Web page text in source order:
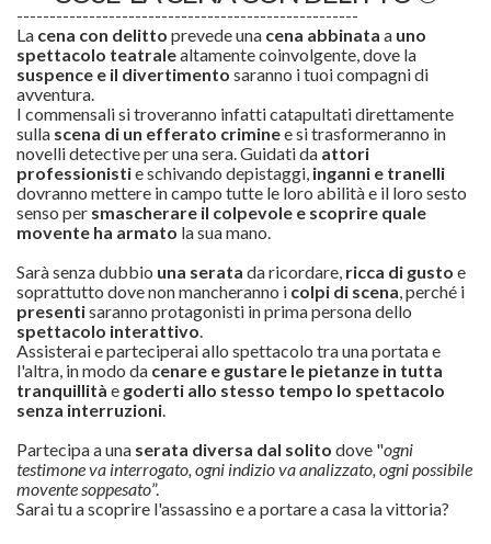
----------------------------------------------------
La cena con delitto prevede una cena abbinata a uno
spettacolo teatralealtamente coinvolgente, dove la
suspence e il divertimento saranno i tuoi compagni di
avventura.
I commensali si troveranno infatti catapultati direttamente
sulla scena di un efferato criminee si trasformeranno in
novelli detective per una sera. Guidati da attori
professionistie schivando depistaggi, inganni e tranelli
dovranno mettere in campo tutte le loro abilità e il loro sesto
senso per smascherare il colpevole e scoprire quale
movente ha armato la sua mano.
Sarà senza dubbio una serata da ricordare, ricca di gusto e
soprattutto dove non mancheranno i colpi di scena, perché i
presentisaranno protagonisti in prima persona dello
spettacolo interattivo.
Assisterai e parteciperai allo spettacolo tra una portata e
l'altra, in modo da cenare e gustare le pietanze in tutta
tranquillità e goderti allo stesso tempo lo spettacolo
senza interruzioni.
Partecipa a una serata diversa dal solito dove "ogni
testimone va interrogato, ogni indizio va analizzato, ogni possibile
movente soppesato”.
Sarai tu a scoprire l'assassino e a portare a casa la vittoria?